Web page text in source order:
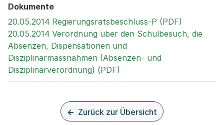
Dokumente
20.05.2014 Regierungsratsbeschluss-P (PDF)
20.05.2014 Verordnung über den Schulbesuch, die
Absenzen, Dispensationen und
Disziplinarmassnahmen (Absenzen- und
Disziplinarverordnung) (PDF)
Zurück zur Übersicht